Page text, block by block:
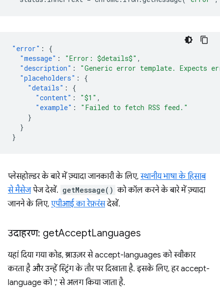
"error" :
{
"message" : "Error: $details$" ,
"description" :
"Generic error template. Expects
"placeholders" :
{
"details" :
{
"content" : "$1" ,
"example" :
"Failed to fetch RSS feed."
}
}
}
प्लेसहोल्डर के बारे में ज़्यादा जानकारी के लिए, स्थानीय भाषा के हिसाब
से मैसेजपेज देखें. getMessage() को कॉल करने के बारे में ज़्यादा
जानने के लिए, एपीआई का रेफ़रंसदेखें.
उदाहरण: getAcceptLanguages
यहां दिया गया कोड, ब्राउज़र से accept-languages को स्वीकार
करता है और उन्हें स्ट्रिंग के तौर पर दिखाता है. इसके लिए, हर accept-
language को ',' से अलग किया जाता है.